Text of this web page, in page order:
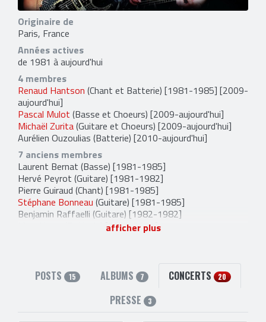
Originaire de
Paris, France
Années actives
de 1981 à aujourd'hui
4 membres
Renaud Hantson (Chant et Batterie) [1981-1985] [2009-
aujourd'hui]
Pascal Mulot (Basse et Choeurs) [2009-aujourd'hui]
Michaël Zurita(Guitare et Choeurs) [2009-aujourd'hui]
Aurélien Ouzoulias (Batterie) [2010-aujourd'hui]
7 anciens membres
Laurent Bernat (Basse) [1981-1985]
Hervé Peyrot (Guitare) [1981-1982]
Pierre Guiraud (Chant) [1981-1985]
Stéphane Bonneau (Guitare) [1981-1985]
Benjamin Raffaelli (Guitare) [1982-1982]
(Batterie) [2009-2009]
(Guitare et Choeurs) [2009-2009]
afficher plus
POSTS 15 ALBUMS 7 CONCERTS 20
PRESSE 3